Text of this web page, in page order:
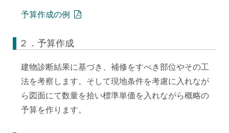
予算作成の例
２．予算作成
建物診断結果に基づき、補修をすべき部位やその工
法を考察します。そして現地条件を考慮に入れなが
ら図面にて数量を拾い標準単価を入れながら概略の
予算を作ります。